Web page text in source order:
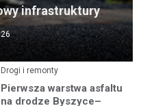
infrastruktury
Drogi i remonty
Pierwsza warstwa asfaltu
na drodze Byszyce–